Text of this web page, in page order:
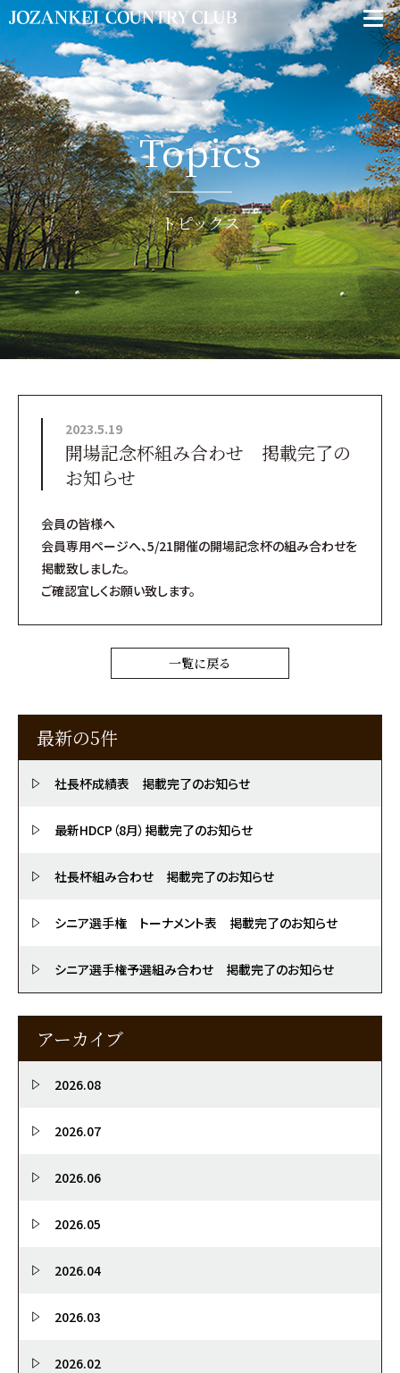
Topics
トピックス
2023.5.19
開場記念杯組み合わせ 掲載完了の
お知らせ
会員の皆様へ
会員専用ページへ、5/21開催の開場記念杯の組み合わせを
掲載致しました。
ご確認宜しくお願い致します。
一覧に戻る
最新の5件
社長杯成績表 掲載完了のお知らせ
最新HDCP（8月）掲載完了のお知らせ
社長杯組み合わせ 掲載完了のお知らせ
シニア選手権 トーナメント表 掲載完了のお知らせ
シニア選手権予選組み合わせ 掲載完了のお知らせ
アーカイブ
2026.08
2026.07
2026.06
2026.05
2026.04
2026.03
2026.02